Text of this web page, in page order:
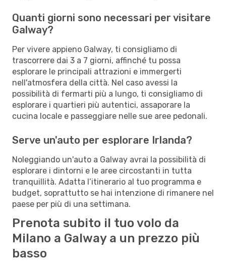
Quanti giorni sono necessari per visitare
Galway?
Per vivere appieno Galway, ti consigliamo di
trascorrere dai 3 a 7 giorni, affinché tu possa
esplorare le principali attrazioni e immergerti
nell'atmosfera della città. Nel caso avessi la
possibilità di fermarti più a lungo, ti consigliamo di
esplorare i quartieri più autentici, assaporare la
cucina locale e passeggiare nelle sue aree pedonali.
Serve un'auto per esplorare Irlanda?
Noleggiando un'auto a Galway avrai la possibilità di
esplorare i dintorni e le aree circostanti in tutta
tranquillità. Adatta l’itinerario al tuo programma e
budget, soprattutto se hai intenzione di rimanere nel
paese per più di una settimana.
Prenota subito il tuo volo da
Milano a Galway a un prezzo più
basso